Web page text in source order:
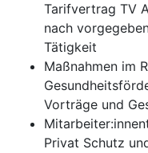
Tarifvertrag TV
nach
Tätigkeit
Maßnahmen im
Vorträge und
Privat Schutz